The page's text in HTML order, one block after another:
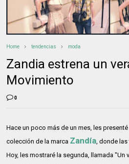
Home tendencias moda
Zandia estrena un
Movimiento
0
Hace un poco más de un mes, les
colección de la marca Zandía , donde
Hoy, les mostraré la segunda, llamada "Un